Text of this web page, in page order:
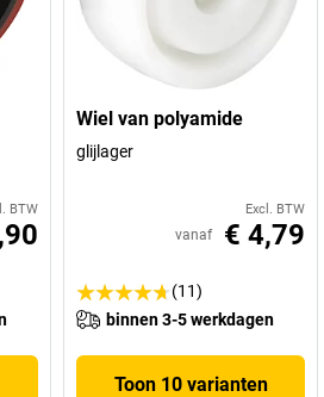
BTW
Wiel van polyamide
glijlager
Excl. BTW
vanaf € 4,79
(11)
binnen 3-5 werkdagen
Toon 10 varianten